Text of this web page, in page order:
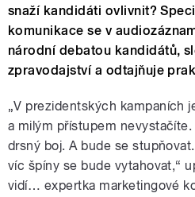
snaží kandidáti ovlivnit?
komunikace se v
národní debatou kandidátů,
zpravodajství a odtajňuje
„V prezidentských kampaních
a milým přístupem
drsný boj. A bude se
víc špíny se bude vytahovat,“
vidí… expertka marketingové